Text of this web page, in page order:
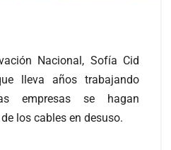
Nacional, Sofía Cid
lleva años trabajando
empresas se hagan
los cables en desuso.